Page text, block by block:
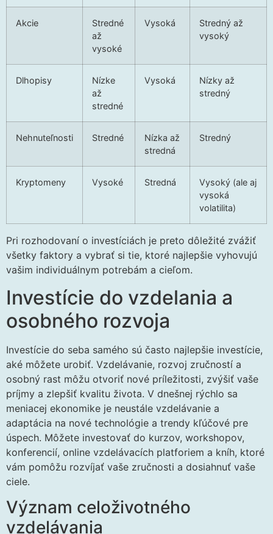
Akcie
Stredné
až
vysoké
Vysoká
Stredný až
vysoký
Dlhopisy
Nízke
až
stredné
Vysoká
Nízky až
stredný
Nehnuteľnosti Stredné
Nízka až
stredná
Stredný
Kryptomeny Vysoké Stredná
Vysoký (ale aj
vysoká
volatilita)
Pri rozhodovaní o investíciách je preto dôležité zvážiť
všetky faktory a vybrať si tie, ktoré najlepšie vyhovujú
vašim individuálnym potrebám a cieľom.
Investície do vzdelania a
osobného rozvoja
Investície do seba samého sú často najlepšie investície,
aké môžete urobiť. Vzdelávanie, rozvoj zručností a
osobný rast môžu otvoriť nové príležitosti, zvýšiť vaše
príjmy a zlepšiť kvalitu života. V dnešnej rýchlo sa
meniacej ekonomike je neustále vzdelávanie a
adaptácia na nové technológie a trendy kľúčové pre
úspech. Môžete investovať do kurzov, workshopov,
konferencií, online vzdelávacích platforiem a kníh, ktoré
vám pomôžu rozvíjať vaše zručnosti a dosiahnuť vaše
ciele.
Význam celoživotného
vzdelávania